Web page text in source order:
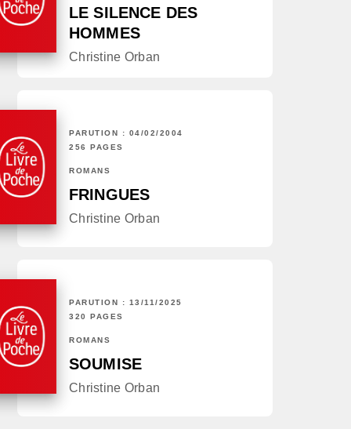
LE SILENCE DES
HOMMES
Christine Orban
PARUTION : 04/02/2004
256 PAGES
ROMANS
FRINGUES
Christine Orban
PARUTION : 13/11/2025
320 PAGES
ROMANS
SOUMISE
Christine Orban